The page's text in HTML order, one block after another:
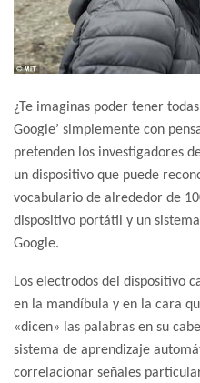
¿Te imaginas poder tener
Google’ simplemente con
pretenden los investigadores
un dispositivo que puede
vocabulario de alrededor de
dispositivo portátil y un
Google.
Los electrodos del dispositivo
en la mandíbula y en la cara
«dicen» las palabras en su
sistema de aprendizaje
correlacionar señales